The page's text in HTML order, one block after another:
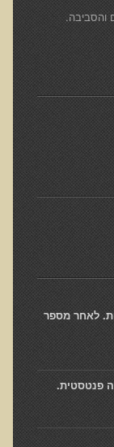
והסביבה.
לאחר מספר
פנטסטית.